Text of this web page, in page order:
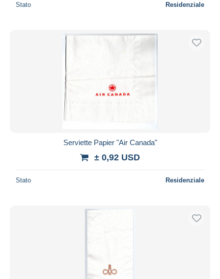
Stato Residenziale
Serviette Papier "Air Canada"
± 0,92 USD
Stato Residenziale